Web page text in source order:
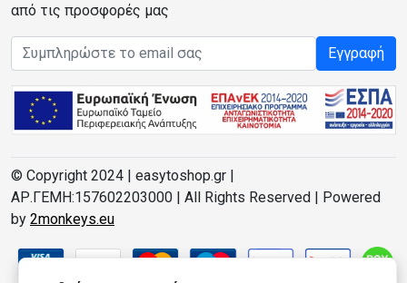
από τις προσφορές μας
Email address Εγγραφή
© Copyright 2024 | easytoshop.gr |
ΑΡ.ΓΕΜΗ:157602203000 | All Rights Reserved | Powered
by 2monkeys.eu